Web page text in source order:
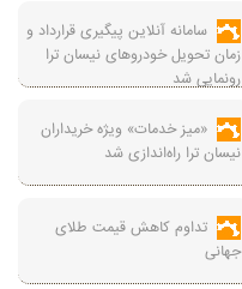
سامانه آنلاین پیگیری قرارداد‌ و
زمان تحویل خودرو‌های نیسان ترا
رونمایی شد
«میز خدمات» ویژه خریداران
نیسان ترا راه‌اندازی شد
تداوم کاهش قیمت طلای
جهانی